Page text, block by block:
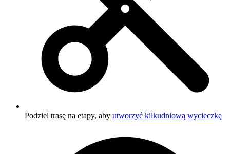
Podziel trasę na etapy, aby utworzyć kilkudniową wycieczkę